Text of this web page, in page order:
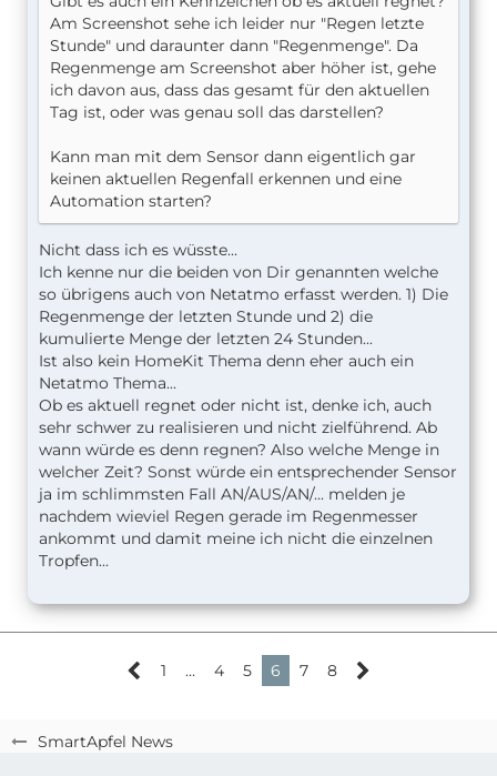
SmartApfel News
Am Screenshot sehe ich leider nur "Regen letzte
Stunde" und daraunter dann "Regenmenge". Da
Regenmenge am Screenshot aber höher ist, gehe
ich davon aus, dass das gesamt für den aktuellen
Tag ist, oder was genau soll das darstellen?
Kann man mit dem Sensor dann eigentlich gar
keinen aktuellen Regenfall erkennen und eine
Automation starten?
Nicht dass ich es wüsste...
Ich kenne nur die beiden von Dir genannten welche
so übrigens auch von Netatmo erfasst werden. 1) Die
Regenmenge der letzten Stunde und 2) die
kumulierte Menge der letzten 24 Stunden...
Ist also kein HomeKit Thema denn eher auch ein
Netatmo Thema...
Ob es aktuell regnet oder nicht ist, denke ich, auch
sehr schwer zu realisieren und nicht zielführend. Ab
wann würde es denn regnen? Also welche Menge in
welcher Zeit? Sonst würde ein entsprechender Sensor
ja im schlimmsten Fall AN/AUS/AN/... melden je
nachdem wieviel Regen gerade im Regenmesser
ankommt und damit meine ich nicht die einzelnen
Tropfen...
1 … 4 5 6 7 8